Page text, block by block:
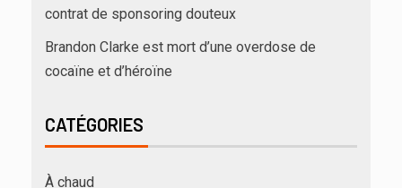
contrat de sponsoring douteux
Brandon Clarke est mort d’une overdose de
cocaïne et d’héroïne
CATÉGORIES
À chaud